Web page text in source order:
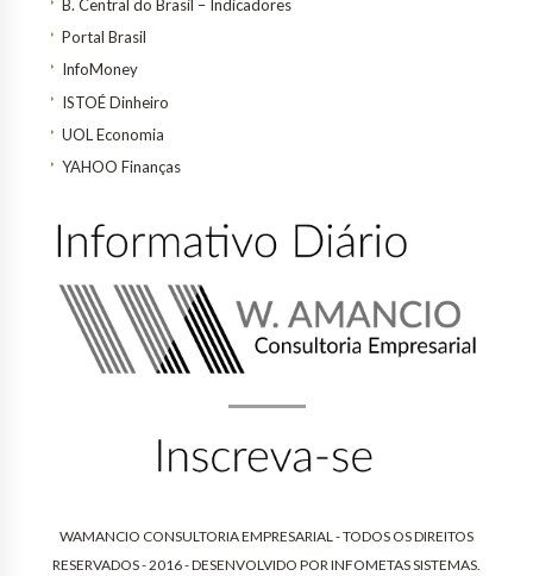
B. Central do Brasil – Indicadores
Portal Brasil
InfoMoney
ISTOÉ Dinheiro
UOL Economia
YAHOO Finanças
WAMANCIO CONSULTORIA EMPRESARIAL - TODOS OS DIREITOS
RESERVADOS - 2016 - DESENVOLVIDO PORINFOMETAS SISTEMAS.